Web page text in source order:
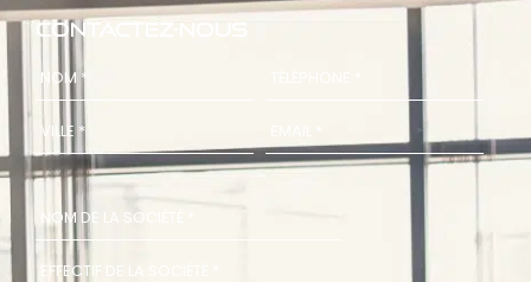
Contactez-nous
Nom
Nom
la
société
*
Effectif
de